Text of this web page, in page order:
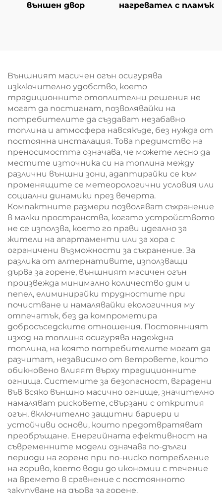
външен двор
нагревател с пламък
Външният масичен огън осигурява
изключително удобство, което
традиционните отоплителни решения не
могат да постигнат, позволявайки на
потребителите да създават незабавно
топлина и атмосфера навсякъде, без нужда от
постоянна инсталация. Това предимство на
преносимостта означава, че можете лесно да
местите източника си на топлина между
различни външни зони, адаптирайки се към
променящите се метеорологични условия или
социални динамики през вечерта.
Компактните размери позволяват съхранение
в малки пространства, когато устройството
не се използва, което го прави идеално за
жители на апартаменти или за хора с
ограничени възможности за съхранение. За
разлика от алтернативите, използващи
дърва за горене, външният масичен огън
произвежда минимално количество дим и
пепел, елиминирайки трудностите при
почистване и намалявайки екологичния му
отпечатък, без да компрометира
добросъседските отношения. Постоянният
изход на топлина осигурява надеждна
топлина, на която потребителите могат да
разчитат, независимо от ветровете, които
обикновено влияят върху традиционните
огнища. Системите за безопасност, вградени
във всяко външно масично огнище, значително
намаляват рисковете, свързани с открития
огън, включително защитни бариери и
устойчиви основи, които предотвратяват
преобръщане. Енергийната ефективност на
съвременните модели означава по-дълги
периоди на горене при по-ниско потребление
на гориво, което води до икономии с течение
на времето в сравнение с постоянното
закупуване на дърва за горене.